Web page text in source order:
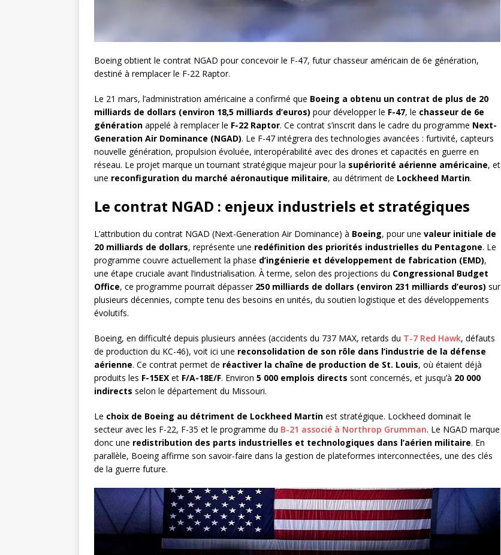
Boeing obtient le contrat NGAD pour concevoir le F-47, futur chasseur américain de 6e génération,
destiné à remplacer le F-22 Raptor.
Le 21 mars, l’administration américaine a confirmé que Boeing a obtenu un contrat de plus de 20
milliards de dollars (environ 18,5 milliards d’euros) pour développer le F-47, le chasseur de 6e
génération appelé à remplacer le F-22 Raptor. Ce contrat s’inscrit dans le cadre du programme Next-
Generation Air Dominance (NGAD). Le F-47 intégrera des technologies avancées : furtivité, capteurs
nouvelle génération, propulsion évoluée, interopérabilité avec des drones et capacités en guerre en
réseau. Le projet marque un tournant stratégique majeur pour la supériorité aérienne américaine, et
une reconfiguration du marché aéronautique militaire, au détriment de Lockheed Martin.
Le contrat NGAD : enjeux industriels et stratégiques
L’attribution du contrat NGAD (Next-Generation Air Dominance) à Boeing, pour une valeur initiale de
20 milliards de dollars, représente une redéfinition des priorités industrielles du Pentagone. Le
programme couvre actuellement la phase d’ingénierie et développement de fabrication (EMD),
une étape cruciale avant l’industrialisation. À terme, selon des projections du Congressional Budget
Office, ce programme pourrait dépasser 250 milliards de dollars (environ 231 milliards d’euros) sur
plusieurs décennies, compte tenu des besoins en unités, du soutien logistique et des développements
évolutifs.
Boeing, en difficulté depuis plusieurs années (accidents du 737 MAX, retards du T-7 Red Hawk, défauts
de production du KC-46), voit ici une reconsolidation de son rôle dans l’industrie de la défense
aérienne. Ce contrat permet de réactiver la chaîne de production de St. Louis, où étaient déjà
produits les F-15EX et F/A-18E/F. Environ 5 000 emplois directs sont concernés, et jusqu’à 20 000
indirects selon le département du Missouri.
Le choix de Boeing au détriment de Lockheed Martin est stratégique. Lockheed dominait le
secteur avec les F-22, F-35 et le programme du B-21 associé à Northrop Grumman. Le NGAD marque
donc une redistribution des parts industrielles et technologiques dans l’aérien militaire. En
parallèle, Boeing affirme son savoir-faire dans la gestion de plateformes interconnectées, une des clés
de la guerre future.